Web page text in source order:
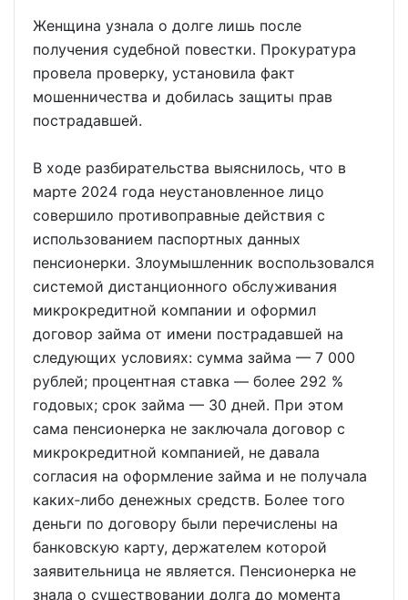
Женщина узнала о долге лишь после
получения судебной повестки. Прокуратура
провела проверку, установила факт
мошенничества и добилась защиты прав
пострадавшей.
В ходе разбирательства выяснилось, что в
марте 2024 года неустановленное лицо
совершило противоправные действия с
использованием паспортных данных
пенсионерки. Злоумышленник воспользовался
системой дистанционного обслуживания
микрокредитной компании и оформил
договор займа от имени пострадавшей на
следующих условиях: сумма займа — 7 000
рублей; процентная ставка — более 292 %
годовых; срок займа — 30 дней. При этом
сама пенсионерка не заключала договор с
микрокредитной компанией, не давала
согласия на оформление займа и не получала
каких‑либо денежных средств. Более того
деньги по договору были перечислены на
банковскую карту, держателем которой
заявительница не является. Пенсионерка не
знала о существовании долга до момента